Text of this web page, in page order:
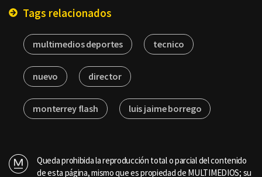
Tags relacionados
multimedios deportes tecnico
nuevo director
monterrey flash luis jaime borrego
Queda prohibida la reproducción total o parcial del contenido
de esta página, mismo que es propiedad de MULTIMEDIOS; su